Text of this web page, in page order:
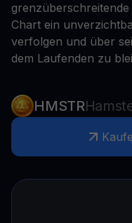
Chart ein
verfolgen und über
dem Laufenden zu
HMSTR